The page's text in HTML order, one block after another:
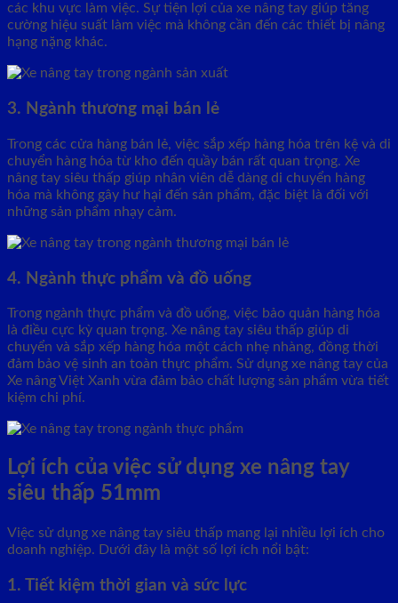
các khu vực làm việc. Sự tiện lợi của xe nâng tay giúp tăng
cường hiệu suất làm việc mà không cần đến các thiết bị nâng
hạng nặng khác.
3. Ngành thương mại bán lẻ
Trong các cửa hàng bán lẻ, việc sắp xếp hàng hóa trên kệ và di
chuyển hàng hóa từ kho đến quầy bán rất quan trọng. Xe
nâng tay siêu thấp giúp nhân viên dễ dàng di chuyển hàng
hóa mà không gây hư hại đến sản phẩm, đặc biệt là đối với
những sản phẩm nhạy cảm.
4. Ngành thực phẩm và đồ uống
Trong ngành thực phẩm và đồ uống, việc bảo quản hàng hóa
là điều cực kỳ quan trọng. Xe nâng tay siêu thấp giúp di
chuyển và sắp xếp hàng hóa một cách nhẹ nhàng, đồng thời
đảm bảo vệ sinh an toàn thực phẩm. Sử dụng xe nâng tay của
Xe nâng Việt Xanh vừa đảm bảo chất lượng sản phẩm vừa tiết
kiệm chi phí.
Lợi ích của việc sử dụng xe nâng tay
siêu thấp 51mm
Việc sử dụng xe nâng tay siêu thấp mang lại nhiều lợi ích cho
doanh nghiệp. Dưới đây là một số lợi ích nổi bật:
1. Tiết kiệm thời gian và sức lực